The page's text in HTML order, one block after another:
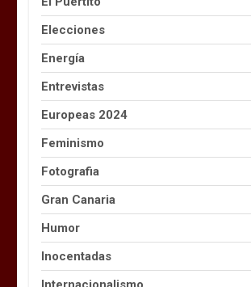
Elecciones
Energía
Entrevistas
Europeas 2024
Feminismo
Fotografia
Gran Canaria
Humor
Inocentadas